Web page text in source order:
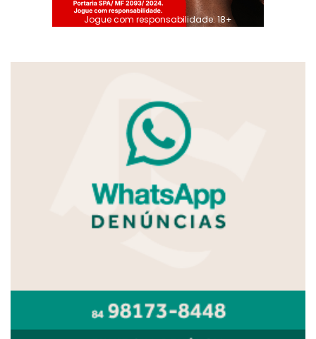
Jogue com responsabilidade. 18+